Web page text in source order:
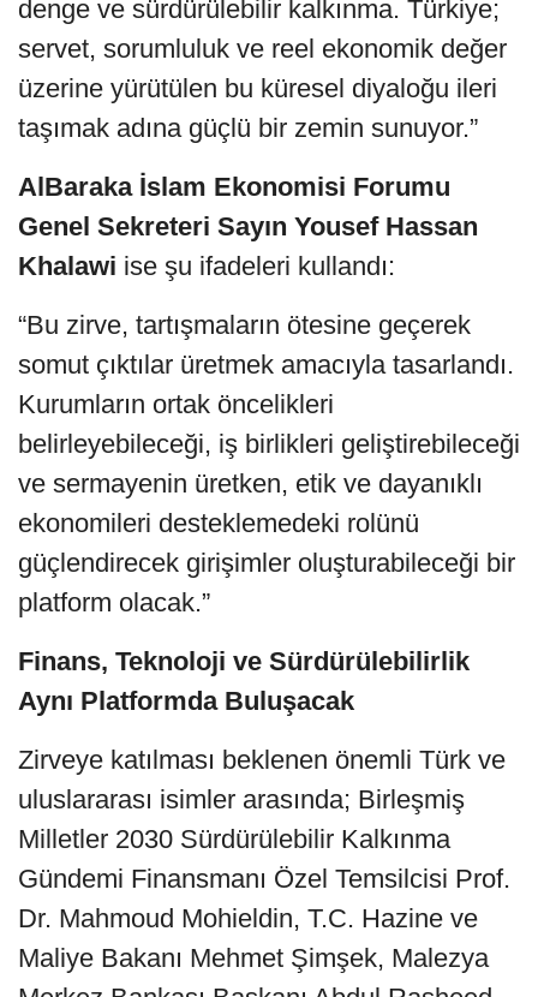
denge ve sürdürülebilir kalkınma. Türkiye;
servet, sorumluluk ve reel ekonomik değer
üzerine yürütülen bu küresel diyaloğu ileri
taşımak adına güçlü bir zemin sunuyor.”
AlBaraka İslam Ekonomisi Forumu
Genel Sekreteri Sayın Yousef Hassan
Khalawi ise şu ifadeleri kullandı:
“Bu zirve, tartışmaların ötesine geçerek
somut çıktılar üretmek amacıyla tasarlandı.
Kurumların ortak öncelikleri
belirleyebileceği, iş birlikleri geliştirebileceği
ve sermayenin üretken, etik ve dayanıklı
ekonomileri desteklemedeki rolünü
güçlendirecek girişimler oluşturabileceği bir
platform olacak.”
Finans, Teknoloji ve Sürdürülebilirlik
Aynı Platformda Buluşacak
Zirveye katılması beklenen önemli Türk ve
uluslararası isimler arasında; Birleşmiş
Milletler 2030 Sürdürülebilir Kalkınma
Gündemi Finansmanı Özel Temsilcisi Prof.
Dr. Mahmoud Mohieldin, T.C. Hazine ve
Maliye Bakanı Mehmet Şimşek, Malezya